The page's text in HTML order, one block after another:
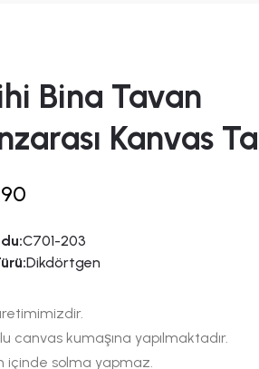
Bina Tavan
Kanvas
C701-203
Dikdörtgen
canvas kumaşına yapılmaktadır.
içinde solma yapmaz.